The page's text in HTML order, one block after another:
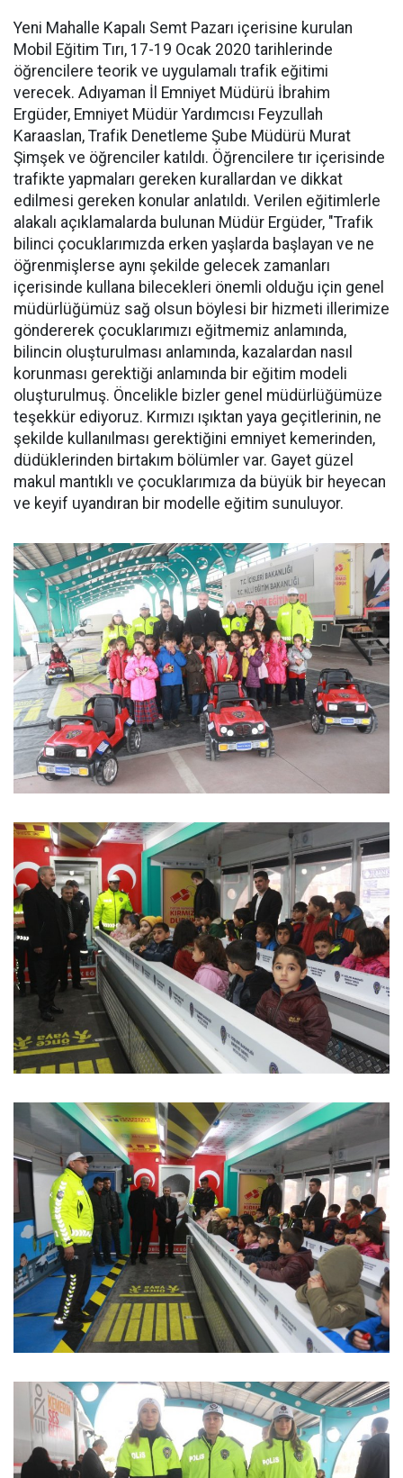
Yeni Mahalle Kapalı Semt Pazarı içerisine kurulan
Mobil Eğitim Tırı, 17-19 Ocak 2020 tarihlerinde
öğrencilere teorik ve uygulamalı trafik eğitimi
verecek. Adıyaman İl Emniyet Müdürü İbrahim
Ergüder, Emniyet Müdür Yardımcısı Feyzullah
Karaaslan, Trafik Denetleme Şube Müdürü Murat
Şimşek ve öğrenciler katıldı. Öğrencilere tır içerisinde
trafikte yapmaları gereken kurallardan ve dikkat
edilmesi gereken konular anlatıldı. Verilen eğitimlerle
alakalı açıklamalarda bulunan Müdür Ergüder, "Trafik
bilinci çocuklarımızda erken yaşlarda başlayan ve ne
öğrenmişlerse aynı şekilde gelecek zamanları
içerisinde kullana bilecekleri önemli olduğu için genel
müdürlüğümüz sağ olsun böylesi bir hizmeti illerimize
göndererek çocuklarımızı eğitmemiz anlamında,
bilincin oluşturulması anlamında, kazalardan nasıl
korunması gerektiği anlamında bir eğitim modeli
oluşturulmuş. Öncelikle bizler genel müdürlüğümüze
teşekkür ediyoruz. Kırmızı ışıktan yaya geçitlerinin, ne
şekilde kullanılması gerektiğini emniyet kemerinden,
düdüklerinden birtakım bölümler var. Gayet güzel
makul mantıklı ve çocuklarımıza da büyük bir heyecan
ve keyif uyandıran bir modelle eğitim sunuluyor.